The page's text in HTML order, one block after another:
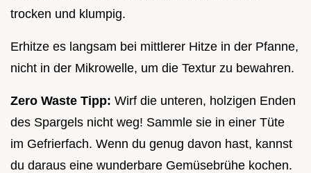
trocken und klumpig.
Erhitze es langsam bei mittlerer Hitze in der Pfanne,
nicht in der Mikrowelle, um die Textur zu bewahren.
Zero Waste Tipp: Wirf die unteren, holzigen Enden
des Spargels nicht weg! Sammle sie in einer Tüte
im Gefrierfach. Wenn du genug davon hast, kannst
du daraus eine wunderbare Gemüsebrühe kochen.